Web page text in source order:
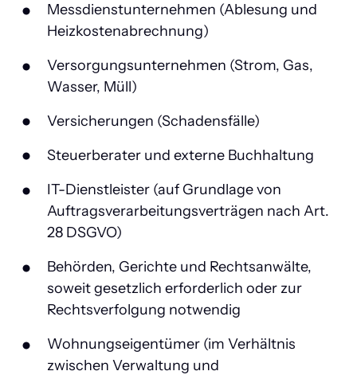
Messdienstunternehmen (Ablesung und
Heizkostenabrechnung)
Versorgungsunternehmen (Strom, Gas,
Wasser, Müll)
Versicherungen (Schadensfälle)
Steuerberater und externe Buchhaltung
IT-Dienstleister (auf Grundlage von
Auftragsverarbeitungsverträgen nach Art.
28 DSGVO)
Behörden, Gerichte und Rechtsanwälte,
soweit gesetzlich erforderlich oder zur
Rechtsverfolgung notwendig
Wohnungseigentümer (im Verhältnis
zwischen Verwaltung und